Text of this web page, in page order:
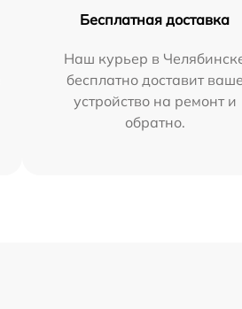
Бесплатная доставка
Наш курьер в
бесплатно доставит ваше
устройство на ремонт и
обратно.